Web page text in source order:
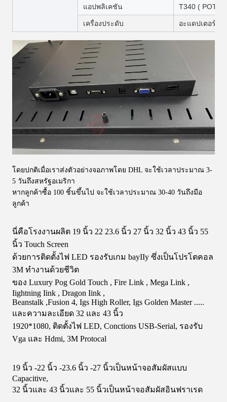
แอปพลิเคชัน T340 ( POT O
เครื่องประดับ อะแดปเตอร์แป
โดยปกติเมื่อเราส่งตัวอย่างจอภาพโดย DHL จะใช้เวลาประมาณ 3-
5 วันถึงสหรัฐอเมริกา
หากลูกค้าซื้อ 100 ชิ้นขึ้นไป จะใช้เวลาประมาณ 30-40 วันถึงมือ
ลูกค้า
นี่คือโรงงานผลิต 19 นิ้ว 22 23.6 นิ้ว 27 นิ้ว 32 นิ้ว 43 นิ้ว 55
นิ้ว Touch Screen
ด้วยการติดตั้งไฟ LED รองรับเกม bayIIy ซึ่งเป็นโปรโตคอล
3M ทำงานด้วยชีวิต
ของ Luxury Pog Gold Touch , Fire Link , Mega Link ,
Iightning Iink , Dragon Iink ,
Beanstalk ,Fusion 4, Igs High Roller, Igs Golden Master .....
และความละเอียด 32 และ 43 นิ้ว
1920*1080, ติดตั้งไฟ LED, Conctions USB-Serial, รองรับ
Vga และ Hdmi, 3M Protocal
19 นิ้ว -22 นิ้ว -23.6 นิ้ว -27 นิ้วเป็นหน้าจอสัมผัสแบบ
Capacitive,
32 นิ้วและ 43 นิ้วและ 55 นิ้วเป็นหน้าจอสัมผัสอินฟราเรด